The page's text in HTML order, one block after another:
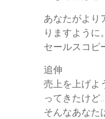
あなたがより
りますように。
セールスコ
追伸
売上を上げよ
ってきたけど
そんなあなた